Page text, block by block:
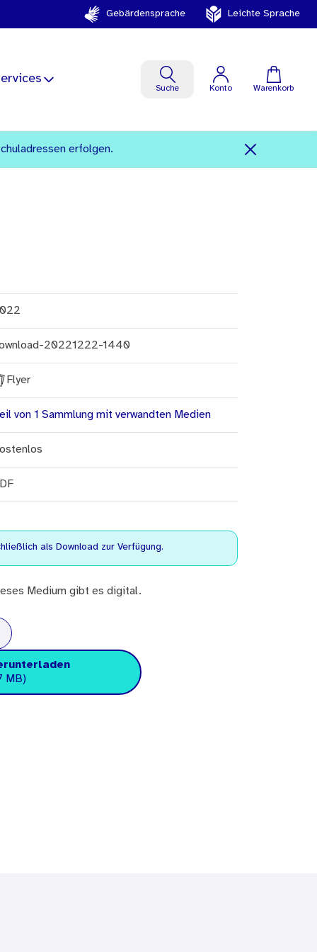
Gebärdensprache Leichte Sprache
Suche Konto Warenkorb
erfolgen.
20221222-1440
Flyer
von 1 Sammlung mit verwandten Medien
als Download zur Verfügung.
Medium gibt es digital.
MB)